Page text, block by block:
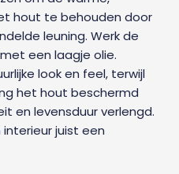
hout te behouden door
leuning. Werk de
een laagje olie.
look en feel, terwijl
het hout beschermd
en levensduur verlengd.
juist een